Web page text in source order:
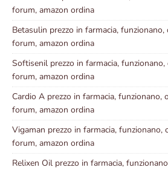
forum, amazon ordina
Betasulin prezzo in farmacia,
forum, amazon ordina
Softisenil prezzo in farmacia,
forum, amazon ordina
Cardio A prezzo in farmacia, funzionano,
forum, amazon ordina
Vigaman prezzo in farmacia, funzionano,
forum, amazon ordina
Relixen Oil prezzo in farmacia,